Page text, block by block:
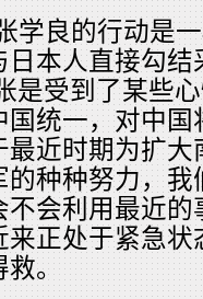
学良的行动是
日本人直接勾
是受到了某些
国统一，对中
最近时期为扩
的种种努力，
不会利用最近
来正处于紧急
救。